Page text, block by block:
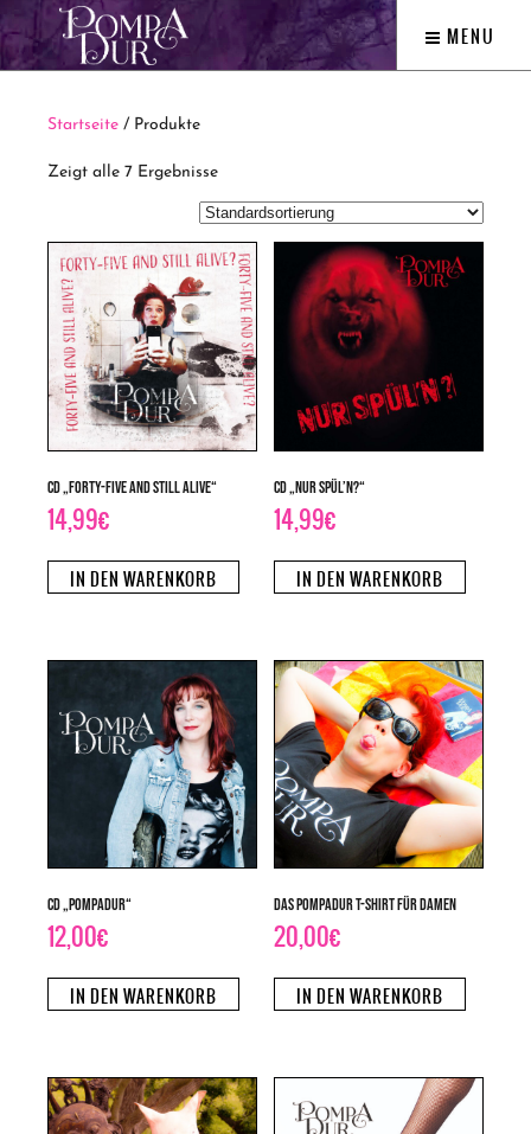
MENU
Startseite / Produkte
Zeigt alle 7 Ergebnisse
CD „Forty-five and still alive“
14,99€
IN DEN WARENKORB
CD „Nur spül’n?“
14,99€
IN DEN WARENKORB
CD „PompaDur“
12,00€
IN DEN WARENKORB
Das PompaDur T-Shirt für Damen
20,00€
IN DEN WARENKORB